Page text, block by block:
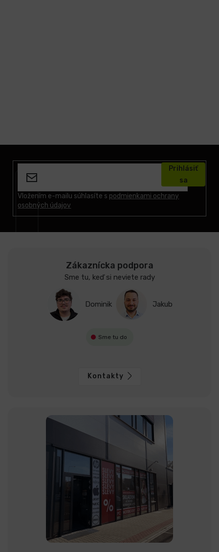
Vložením e-mailu súhlasíte s podmienkami ochrany
osobných údajov
Prihlásiť
sa
Zákaznícka podpora
Sme tu, keď si neviete rady
Dominik Jakub
Sme tu do
Kontakty